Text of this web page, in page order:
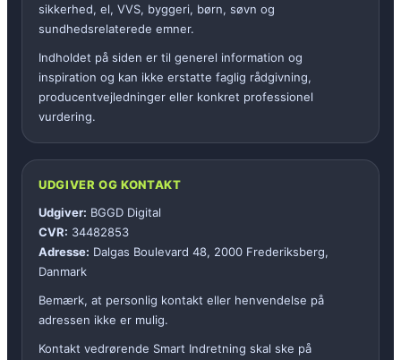
sikkerhed, el, VVS, byggeri, børn, søvn og
sundhedsrelaterede emner.
Indholdet på siden er til generel information og
inspiration og kan ikke erstatte faglig rådgivning,
producentvejledninger eller konkret professionel
vurdering.
UDGIVER OG KONTAKT
Udgiver: BGGD Digital
CVR: 34482853
Adresse: Dalgas Boulevard 48, 2000 Frederiksberg,
Danmark
Bemærk, at personlig kontakt eller henvendelse på
adressen ikke er mulig.
Kontakt vedrørende Smart Indretning skal ske på